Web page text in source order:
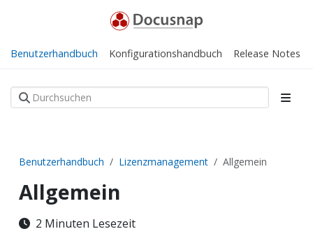
Benutzerhandbuch Konfigurationshandbuch Release Notes
Benutzerhandbuch Lizenzmanagement Allgemein
Allgemein
2 Minuten Lesezeit